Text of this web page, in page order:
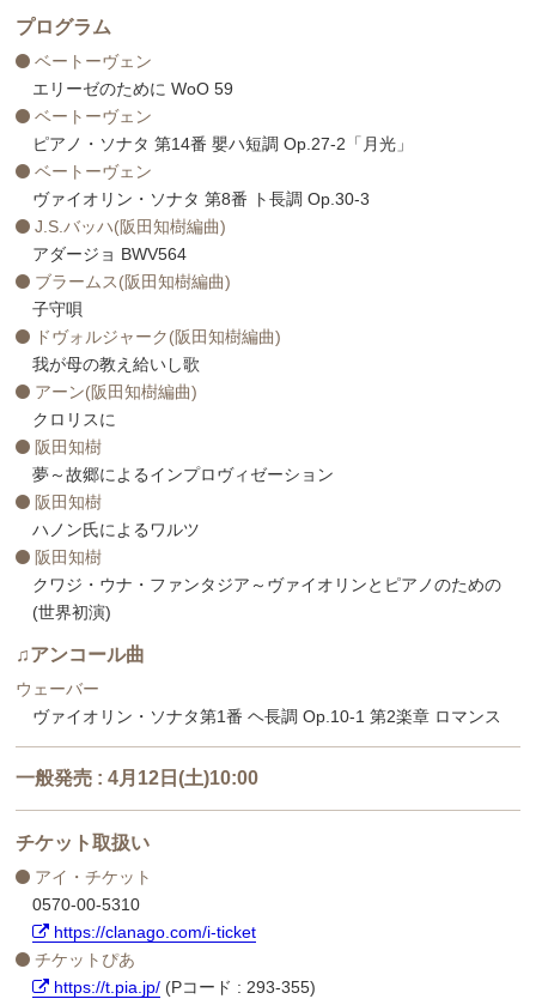
プログラム
ベートーヴェン
エリーゼのために WoO 59
ベートーヴェン
ピアノ・ソナタ 第14番 嬰ハ短調 Op.27-2「月光」
ベートーヴェン
ヴァイオリン・ソナタ 第8番 ト長調 Op.30-3
J.S.バッハ(阪田知樹編曲)
アダージョ BWV564
ブラームス(阪田知樹編曲)
子守唄
ドヴォルジャーク(阪田知樹編曲)
我が母の教え給いし歌
アーン(阪田知樹編曲)
クロリスに
阪田知樹
夢～故郷によるインプロヴィゼーション
阪田知樹
ハノン氏によるワルツ
阪田知樹
クワジ・ウナ・ファンタジア～ヴァイオリンとピアノのための
(世界初演)
♫アンコール曲
ウェーバー
ヴァイオリン・ソナタ第1番 ヘ長調 Op.10-1 第2楽章 ロマンス
一般発売 : 4月12日(土)10:00
チケット取扱い
アイ・チケット
0570-00-5310
https://clanago.com/i-ticket
チケットぴあ
https://t.pia.jp/ (Pコード : 293-355)